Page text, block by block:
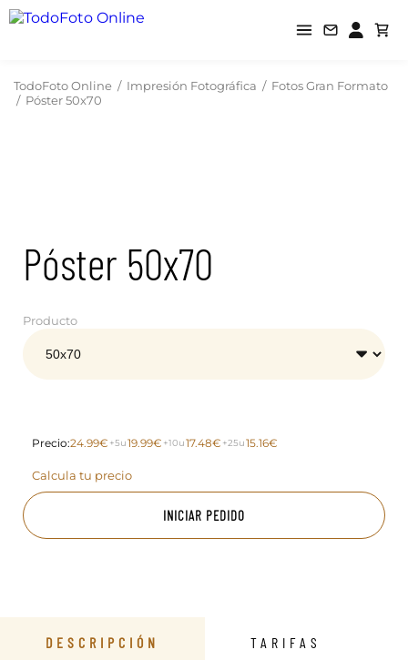
TodoFoto Online / Impresión Fotográfica / Fotos Gran Formato
/ Póster 50x70
Póster 50x70
Producto
Precio:24.99€ +5u19.99€ +10u17.48€ +25u15.16€
Calcula tu precio
INICIAR PEDIDO
DESCRIPCIÓN TARIFAS